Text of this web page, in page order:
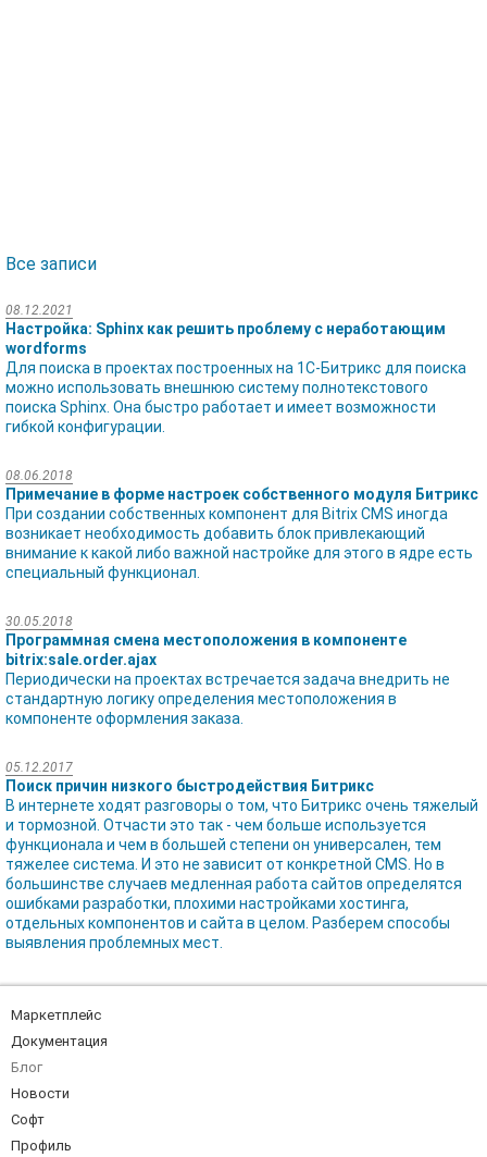
Все записи
08.12.2021
Настройка: Sphinx как решить проблему с неработающим
wordforms
Для поиска в проектах построенных на 1C-Битрикс для поиска
можно использовать внешнюю систему полнотекстового
поиска Sphinx. Она быстро работает и имеет возможности
гибкой конфигурации.
08.06.2018
Примечание в форме настроек собственного модуля Битрикс
При создании собственных компонент для Bitrix CMS иногда
возникает необходимость добавить блок привлекающий
внимание к какой либо важной настройке для этого в ядре есть
специальный функционал.
30.05.2018
Программная смена местоположения в компоненте
bitrix:sale.order.ajax
Периодически на проектах встречается задача внедрить не
стандартную логику определения местоположения в
компоненте оформления заказа.
05.12.2017
Поиск причин низкого быстродействия Битрикс
В интернете ходят разговоры о том, что Битрикс очень тяжелый
и тормозной. Отчасти это так - чем больше используется
функционала и чем в большей степени он универсален, тем
тяжелее система. И это не зависит от конкретной CMS. Но в
большинстве случаев медленная работа сайтов определятся
ошибками разработки, плохими настройками хостинга,
отдельных компонентов и сайта в целом. Разберем способы
выявления проблемных мест.
Маркетплейс
Документация
Блог
Новости
Софт
Профиль